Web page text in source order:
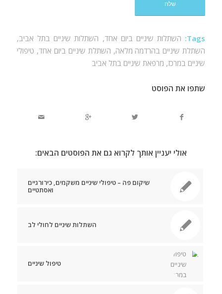
Tags: השתלות שיניים ביום אחד, השתלות שיניים בתל אביב,
השתלת שיניים בהרדמה מלאה, השתלת שיניים ביום אחד, טיפולי
שיניים במרכז, מרפאת שיניים בתל אביב
שתפו את הפוסט
אולי יעניין אותך לקרוא גם את הפוסטים הבאים:
שיקום פה – טיפולי שיניים משקמים, כירורגיים
ואסתטיים
השתלות שיניים לחולי לב
טיפול שיניים